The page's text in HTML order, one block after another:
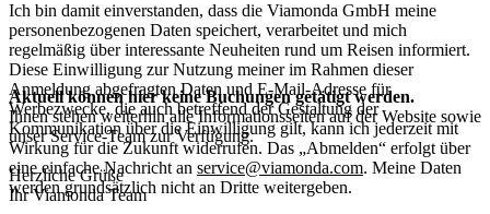
Ich bin damit einverstanden, dass die Viamonda GmbH meine
personenbezogenen Daten speichert, verarbeitet und mich
regelmäßig über interessante Neuheiten rund um Reisen informiert.
Diese Einwilligung zur Nutzung meiner im Rahmen dieser
Anmeldung abgefragten Daten und E-Mail-Adresse für
Werbezwecke, die auch betreffend der Gestaltung der
Kommunikation über die Einwilligung gilt, kann ich jederzeit mit
Wirkung für die Zukunft widerrufen. Das „Abmelden“ erfolgt über
eine einfache Nachricht an service@viamonda.com. Meine Daten
werden grundsätzlich nicht an Dritte weitergeben.
Aktuell können hier keine Buchungen getätigt werden.
Ihnen stehen weiterhin alle Informationsseiten auf der Website sowie
unser Service-Team zur Verfügung.
Herzliche Grüße
Ihr Viamonda Team